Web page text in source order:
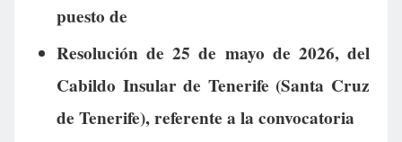
puesto de
Resolución de 25 de mayo de 2026, del
Cabildo Insular de Tenerife (Santa Cruz
de Tenerife), referente a la convocatoria